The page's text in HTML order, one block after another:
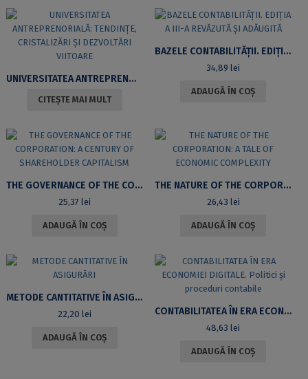
UNIVERSITATEA ANTREPRENORIALĂ: TENDINȚE, CRISTALIZĂRI ȘI DEZVOLTĂRI VIITOARE
CITEȘTE MAI MULT
BAZELE CONTABILITĂŢII. EDIȚIA A III-A REVĂZUTĂ ȘI ADĂUGITĂ
34,89lei
ADAUGĂ ÎN COȘ
THE GOVERNANCE OF THE CORPORATION: A CENTURY OF SHAREHOLDER CAPITALISM
25,37 lei
ADAUGĂ ÎN COȘ
THE NATURE OF THE CORPORATION: A TALE OF ECONOMIC COMPLEXITY
26,43 lei
ADAUGĂ ÎN COȘ
METODE CANTITATIVE ÎN ASIGURĂRI
22,20 lei
ADAUGĂ ÎN COȘ
CONTABILITATEA ÎN ERA ECONOMIEI DIGITALE. POLITICI ȘI PROCEDURI CONTABILE
48,63lei
ADAUGĂ ÎN COȘ